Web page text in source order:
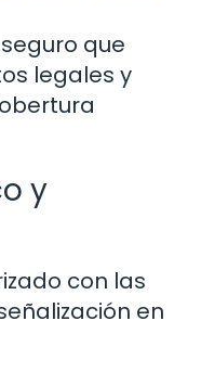
que
legales y
y
con las
en